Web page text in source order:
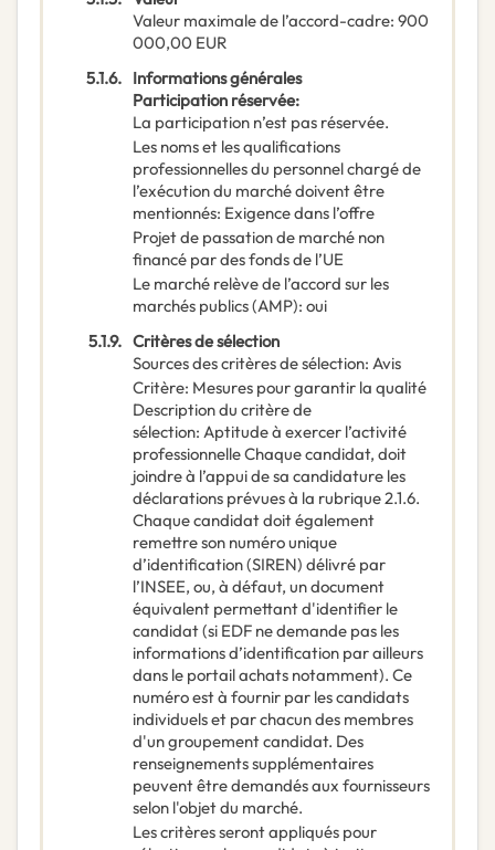
Valeur maximale de l’accord-cadre: 900
000,00 EUR
5.1.6. Informations générales
Participation réservée:
La participation n’est pas réservée.
Les noms et les qualifications
professionnelles du personnel chargé de
l’exécution du marché doivent être
mentionnés: Exigence dans l’offre
Projet de passation de marché non
financé par des fonds de l’UE
Le marché relève de l’accord sur les
marchés publics (AMP): oui
5.1.9. Critères de sélection
Sources des critères de sélection: Avis
Critère: Mesures pour garantir la qualité
Description du critère de
sélection: Aptitude à exercer l’activité
professionnelle Chaque candidat, doit
joindre à l’appui de sa candidature les
déclarations prévues à la rubrique 2.1.6.
Chaque candidat doit également
remettre son numéro unique
d’identification (SIREN) délivré par
l’INSEE, ou, à défaut, un document
équivalent permettant d'identifier le
candidat (si EDF ne demande pas les
informations d’identification par ailleurs
dans le portail achats notamment). Ce
numéro est à fournir par les candidats
individuels et par chacun des membres
d'un groupement candidat. Des
renseignements supplémentaires
peuvent être demandés aux fournisseurs
selon l'objet du marché.
Les critères seront appliqués pour